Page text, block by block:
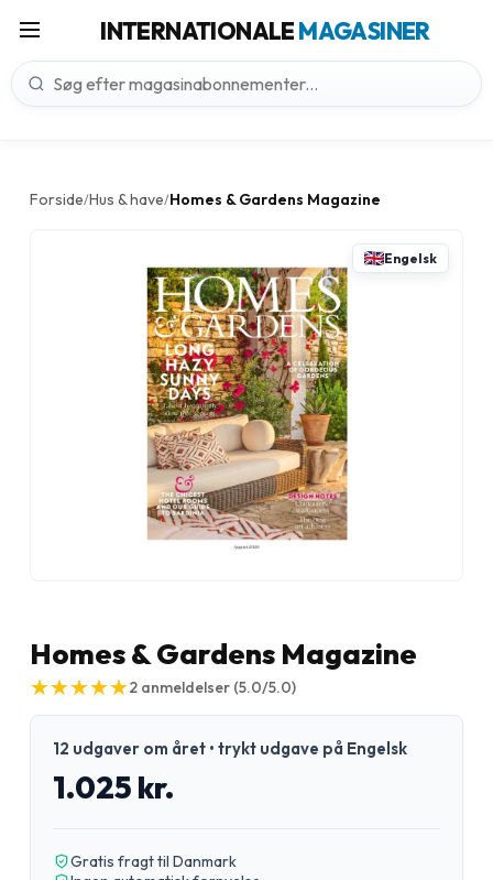
INTERNATIONALEMAGASINER
Forside/Hus & have/Homes & Gardens Magazine
Engelsk
Homes & Gardens Magazine
★
★★
★★
★★
★★
★2 anmeldelser (5.0/5.0)
12 udgaver om året • trykt udgave på Engelsk
1.025 kr.
Gratis fragt til Danmark